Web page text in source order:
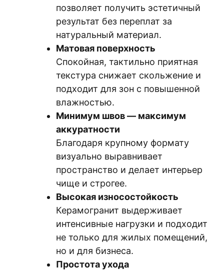
позволяет получить эстетичный
результат без переплат за
натуральный материал.
Матовая поверхность
Спокойная, тактильно приятная
текстура снижает скольжение и
подходит для зон с повышенной
влажностью.
Минимум швов — максимум
аккуратности
Благодаря крупному формату
визуально выравнивает
пространство и делает интерьер
чище и строгее.
Высокая износостойкость
Керамогранит выдерживает
интенсивные нагрузки и подходит
не только для жилых помещений,
но и для бизнеса.
Простота ухода